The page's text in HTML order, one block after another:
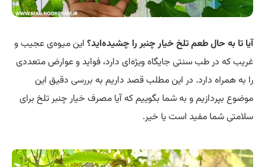
آیا تا به حال طعم تلخ خیار چنبر را چشیده‌اید؟ این میوه‌ی عجیب و
غریب که در طب سنتی جایگاه ویژه‌ای دارد، فواید و عوارض متعددی
را به همراه دارد. در این مطلب قصد داریم به بررسی دقیق این
موضوع بپردازیم و به شما بگوییم که آیا مصرف خیار چنبر تلخ برای
سلامتی شما مفید است یا خیر.